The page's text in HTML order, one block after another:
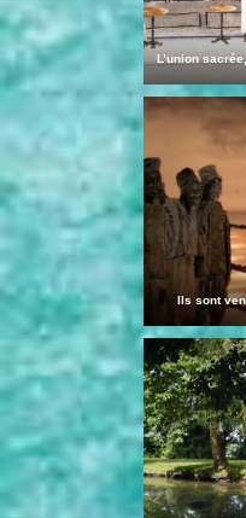
L’union
Ils sont